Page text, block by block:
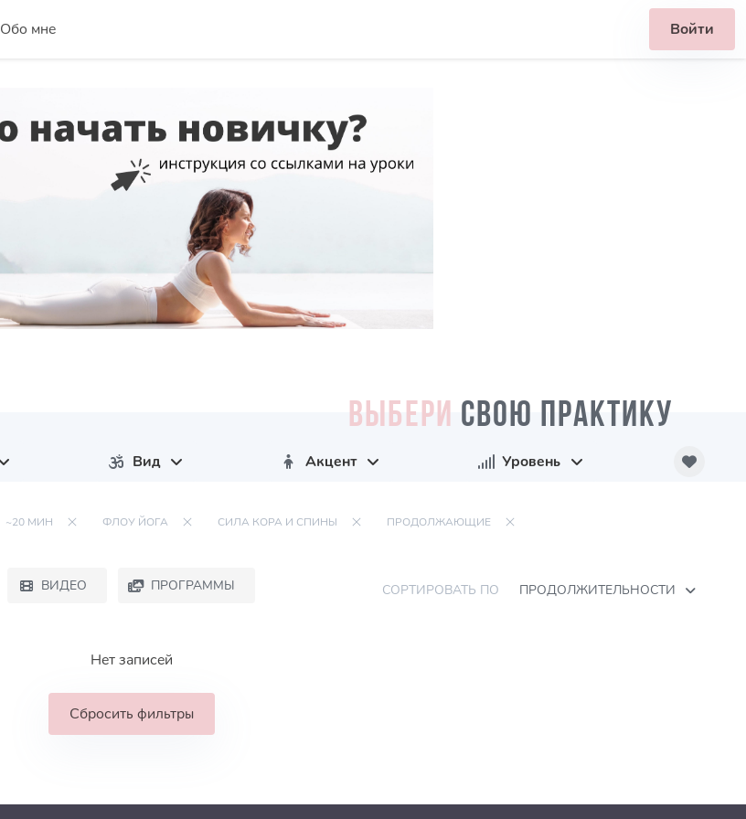
Обо мне Войти
ВЫБЕРИ СВОЮ ПРАКТИКУ
Вид Акцент Уровень
~20 МИН ФЛОУ ЙОГА СИЛА КОРА И СПИНЫ ПРОДОЛЖАЮЩИЕ
ВИДЕО ПРОГРАММЫ СОРТИРОВАТЬ ПО ПРОДОЛЖИТЕЛЬНОСТИ
Нет записей
Сбросить фильтры